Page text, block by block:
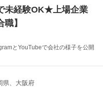
未経験OK★上場企業
】
とYouTubeで会社の様子を公開
県、大阪府